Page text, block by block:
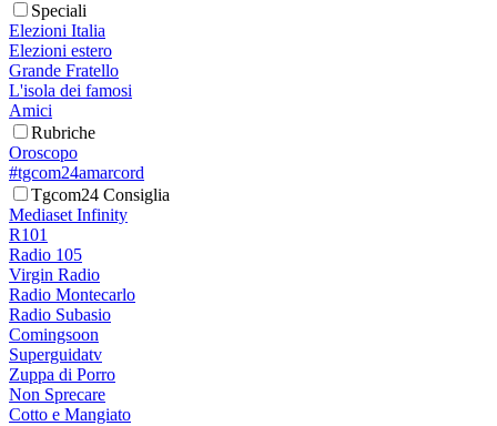
Speciali
Elezioni Italia
Elezioni estero
Grande Fratello
L'isola dei famosi
Amici
Rubriche
Oroscopo
#tgcom24amarcord
Tgcom24 Consiglia
Mediaset Infinity
R101
Radio 105
Virgin Radio
Radio Montecarlo
Radio Subasio
Comingsoon
Superguidatv
Zuppa di Porro
Non Sprecare
Cotto e Mangiato